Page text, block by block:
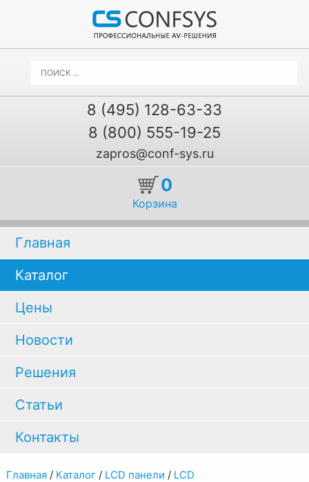
8 (495) 128-63-33
8 (800) 555-19-25
zapros@conf-sys.ru
0
Корзина
Главная
Каталог
Цены
Новости
Решения
Статьи
Контакты
Главная/ Каталог/ LCD панели / LCD